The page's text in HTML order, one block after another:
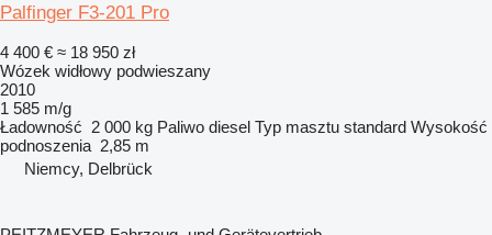
Palfinger F3-201 Pro
4 400 € ≈ 18 950 zł
Wózek widłowy podwieszany
2010
1 585 m/g
Ładowność 2 000 kg Paliwo diesel Typ masztu standard Wysokość
podnoszenia 2,85 m
Niemcy, Delbrück